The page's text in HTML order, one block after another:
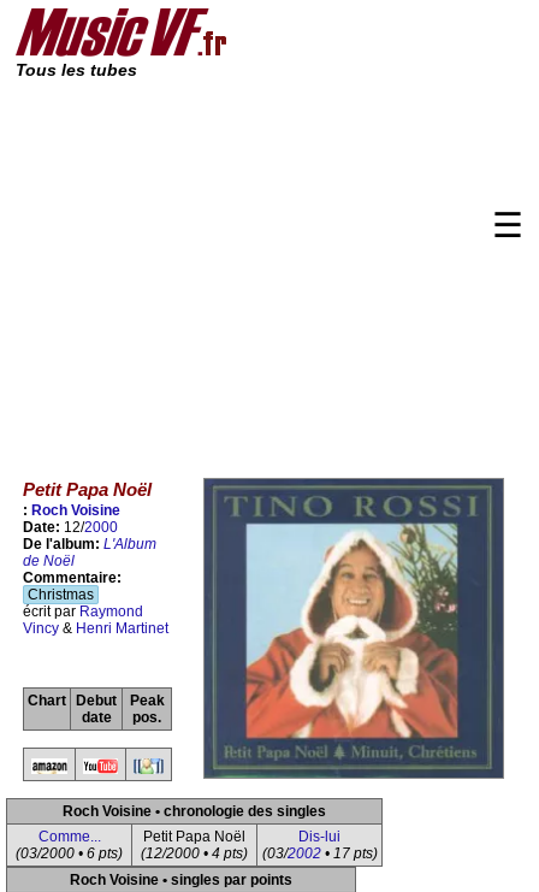
Tous les tubes
☰
Petit Papa Noël
: Roch Voisine
Date: 12/2000
De l'album: L'Album
de Noël
Commentaire:
Christmas
écrit par Raymond
Vincy & Henri Martinet
Chart
Debut
date
Peak
pos.
Roch Voisine • chronologie des singles
Comme...
(03/2000 • 6 pts)
Petit Papa Noël
(12/2000 • 4 pts)
Dis-lui
(03/2002• 17 pts)
Roch Voisine • singles par points